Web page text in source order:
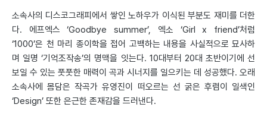
소속사의 디스코그래피에서 쌓인 노하우가 이식된 부분도 재미를 더한
다. 에프엑스 ‘Goodbye summer’, 엑소 ‘Girl x friend’처럼
‘1000’은 천 마리 종이학을 접어 고백하는 내용을 사실적으로 묘사하
며 일명 ‘기억조작송’의 명맥을 잇는다. 10대부터 20대 초반이기에 선
보일 수 있는 풋풋한 매력이 곡과 시너지를 일으키는 데 성공했다. 오래
소속사에 몸담은 작곡가 유영진이 떠오르는 선 굵은 후렴이 일색인
‘Design’ 또한 은근한 존재감을 드러낸다.